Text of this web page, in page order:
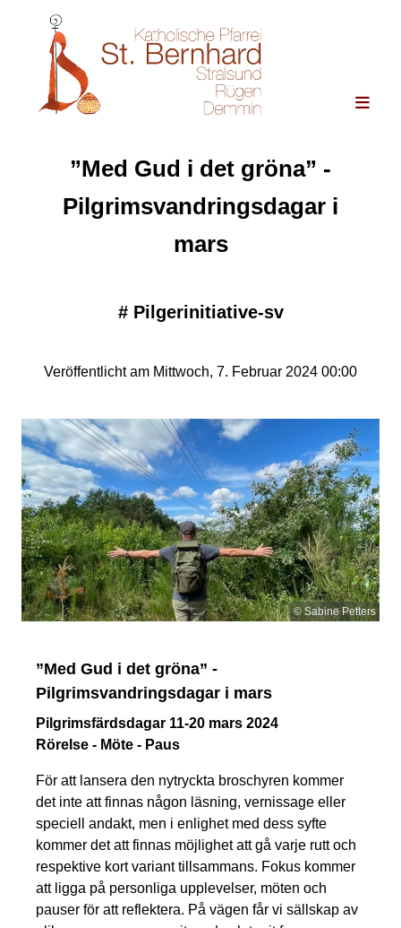
”Med Gud i det gröna” -
Pilgrimsvandringsdagar i
mars
# Pilgerinitiative-sv
Veröffentlicht am Mittwoch, 7. Februar 2024 00:00
© Sabine Petters
”Med Gud i det gröna” -
Pilgrimsvandringsdagar i mars
Pilgrimsfärdsdagar 11-20 mars 2024
Rörelse - Möte - Paus
För att lansera den nytryckta broschyren kommer
det inte att finnas någon läsning, vernissage eller
speciell andakt, men i enlighet med dess syfte
kommer det att finnas möjlighet att gå varje rutt och
respektive kort variant tillsammans. Fokus kommer
att ligga på personliga upplevelser, möten och
pauser för att reflektera. På vägen får vi sällskap av